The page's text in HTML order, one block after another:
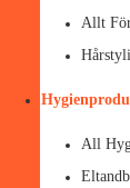
Allt
All